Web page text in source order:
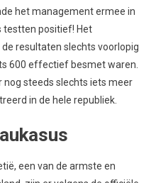
het management ermee in
testten positief! Het
resultaten slechts voorlopig
600 effectief besmet waren.
nog steeds slechts iets meer
in de hele republiek.
een van de armste en